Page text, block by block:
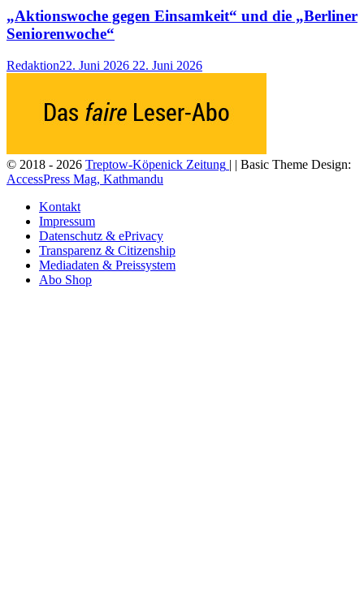
„Aktionswoche gegen Einsamkeit“ und die „Berliner
Seniorenwoche“
Redaktion22. Juni 2026 22. Juni 2026
© 2018 - 2026 Treptow-Köpenick Zeitung | | Basic Theme Design:
AccessPress Mag, Kathmandu
Kontakt
Impressum
Datenschutz & ePrivacy
Transparenz & Citizenship
Mediadaten & Preissystem
Abo Shop